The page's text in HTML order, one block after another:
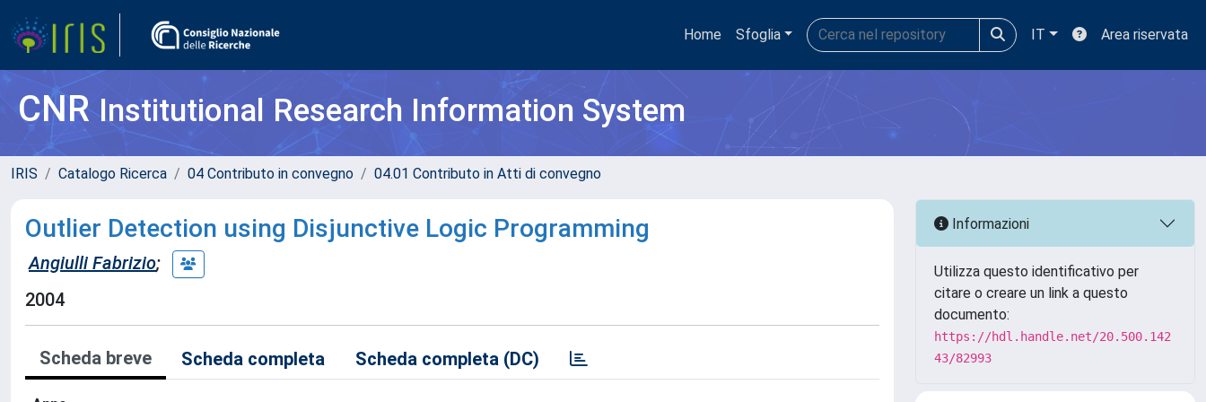
Home Sfoglia IT Area riservata
CNRInstitutional Research Information System
IRIS Catalogo Ricerca 04 Contributo in convegno 04.01 Contributo in Atti di convegno
Outlier Detection using Disjunctive Logic Programming
Angiulli Fabrizio;
2004
Scheda breve Scheda completa Scheda completa (DC)
Informazioni
Utilizza questo identificativo per
citare o creare un link a questo
documento:
https://hdl.handle.net/20.500.142
43/82993